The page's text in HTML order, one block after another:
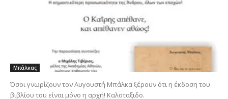
Μπάλκας
Όσοι γνωρίζουν τον Αυγουστή Μπάλκα ξέρουν ότι η έκδοση του
βιβλίου του είναι μόνο η αρχή! Καλοταξιδο.